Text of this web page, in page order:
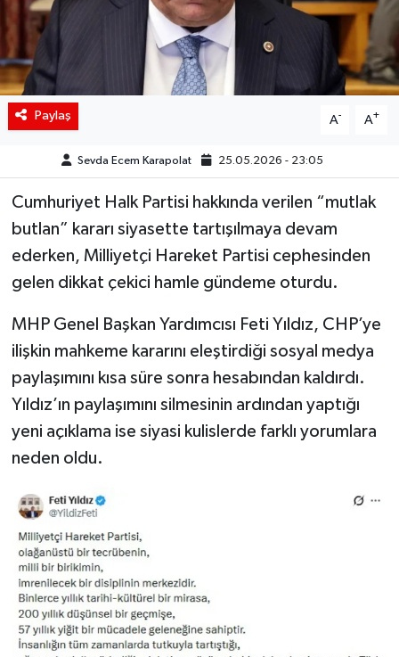
Paylaş A- A+
Sevda Ecem Karapolat 25.05.2026 - 23:05
Cumhuriyet Halk Partisi hakkında verilen “mutlak
butlan” kararı siyasette tartışılmaya devam
ederken, Milliyetçi Hareket Partisi cephesinden
gelen dikkat çekici hamle gündeme oturdu.
MHP Genel Başkan Yardımcısı Feti Yıldız, CHP’ye
ilişkin mahkeme kararını eleştirdiği sosyal medya
paylaşımını kısa süre sonra hesabından kaldırdı.
Yıldız’ın paylaşımını silmesinin ardından yaptığı
yeni açıklama ise siyasi kulislerde farklı yorumlara
neden oldu.
Yaşam